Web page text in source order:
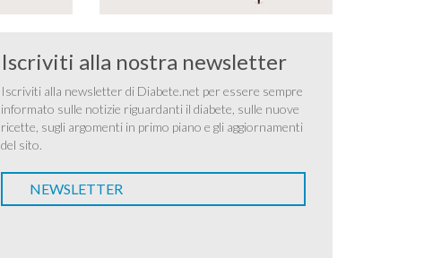
Iscriviti alla nostra newsletter
Iscriviti alla newsletter di Diabete.net per essere sempre
informato sulle notizie riguardanti il diabete, sulle nuove
ricette, sugli argomenti in primo piano e gli aggiornamenti
del sito.
NEWSLETTER